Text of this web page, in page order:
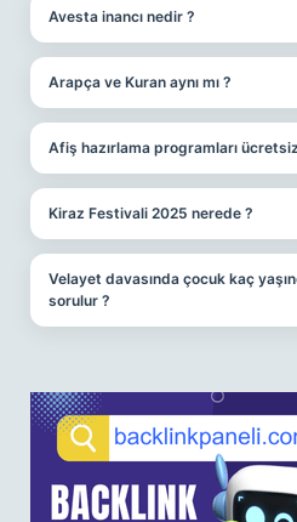
Avesta inancı nedir ?
Arapça ve Kuran aynı mı ?
Afiş hazırlama programları
Kiraz Festivali 2025 nerede ?
Velayet davasında çocuk kaç
sorulur ?